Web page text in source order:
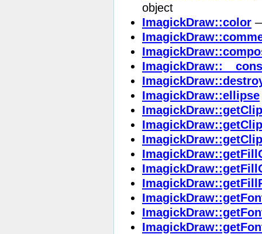
object
ImagickDraw::color
ImagickDraw::ellipse